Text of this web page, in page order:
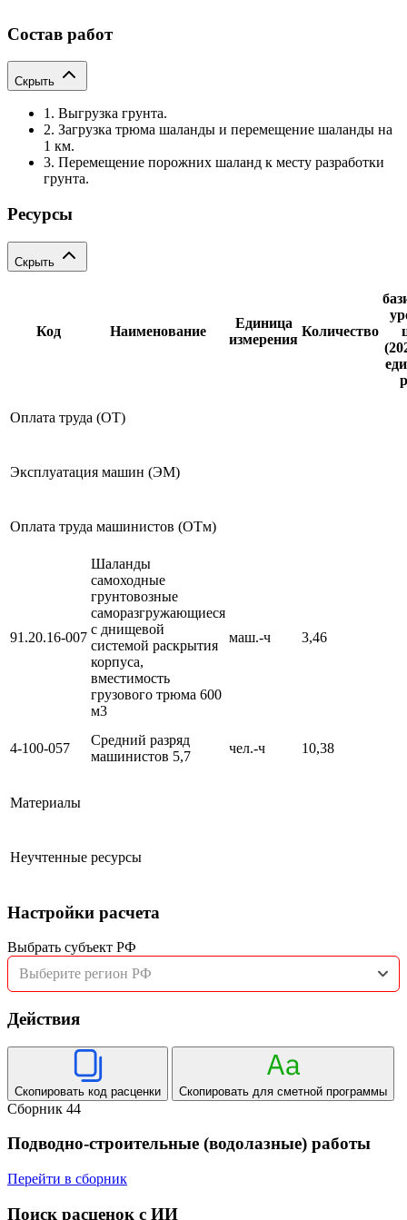
Состав работ
Скрыть
1. Выгрузка грунта.
2. Загрузка трюма шаланды и перемещение шаланды на
1 км.
3. Перемещение порожних шаланд к месту разработки
грунта.
Ресурсы
Скрыть
Код Наименование
Единица
измерения
Количество
Оплата труда (ОТ)
Эксплуатация машин (ЭМ)
Оплата труда машинистов (ОТм)
91.20.16-007
Шаланды
самоходные
грунтовозные
саморазгружающиеся
с днищевой
системой раскрытия
корпуса,
вместимость
грузового трюма 600
м3
маш.-ч 3,46
4-100-057
Средний разряд
машинистов 5,7
чел.-ч 10,38
Материалы
Неучтенные ресурсы
Настройки расчета
Выбрать субъект РФ
Выберите регион РФ
Действия
Скопировать код расценки Скопировать для сметной программы
Сборник 44
Подводно-строительные (водолазные) работы
Перейти в сборник
Поиск расценок с ИИ